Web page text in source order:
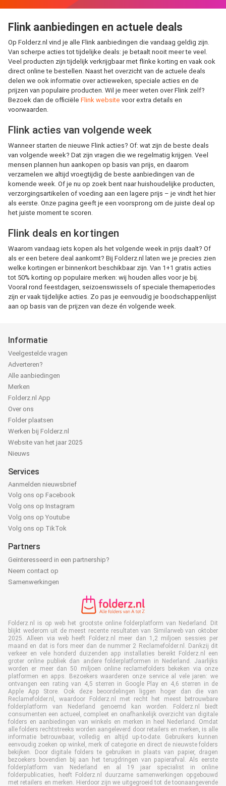
Flink aanbiedingen en actuele deals
Op Folderz.nl vind je alle Flink aanbiedingen die vandaag geldig zijn.
Van scherpe acties tot tijdelijke deals: je betaalt nooit meer te veel.
Veel producten zijn tijdelijk verkrijgbaar met flinke korting en vaak ook
direct online te bestellen. Naast het overzicht van de actuele deals
delen we ook informatie over actieweken, speciale acties en de
prijzen van populaire producten. Wil je meer weten over Flink zelf?
Bezoek dan de officiële Flink website voor extra details en
voorwaarden.
Flink acties van volgende week
Wanneer starten de nieuwe Flink acties? Of: wat zijn de beste deals
van volgende week? Dat zijn vragen die we regelmatig krijgen. Veel
mensen plannen hun aankopen op basis van prijs, en daarom
verzamelen we altijd vroegtijdig de beste aanbiedingen van de
komende week. Of je nu op zoek bent naar huishoudelijke producten,
verzorgingsartikelen of voeding aan een lagere prijs – je vindt het hier
als eerste. Onze pagina geeft je een voorsprong om de juiste deal op
het juiste moment te scoren.
Flink deals en kortingen
Waarom vandaag iets kopen als het volgende week in prijs daalt? Of
als er een betere deal aankomt? Bij Folderz.nl laten we je precies zien
welke kortingen er binnenkort beschikbaar zijn. Van 1+1 gratis acties
tot 50% korting op populaire merken: wij houden alles voor je bij.
Vooral rond feestdagen, seizoenswissels of speciale themaperiodes
zijn er vaak tijdelijke acties. Zo pas je eenvoudig je boodschappenlijst
aan op basis van de prijzen van deze én volgende week.
Informatie
Veelgestelde vragen
Adverteren?
Alle aanbiedingen
Merken
Folderz.nl App
Over ons
Folder plaatsen
Werken bij Folderz.nl
Website van het jaar 2025
Nieuws
Services
Aanmelden nieuwsbrief
Volg ons op Facebook
Volg ons op Instagram
Volg ons op Youtube
Volg ons op TikTok
Partners
Geïnteresseerd in een partnership?
Neem contact op
Samenwerkingen
Folderz.nl is op web het grootste online folderplatform van Nederland. Dit
blijkt wederom uit de meest recente resultaten van Similarweb van oktober
2025. Alleen via web heeft Folderz.nl meer dan 1,2 miljoen sessies per
maand en dat is fors meer dan de nummer 2 Reclamefolder.nl. Dankzij dit
verkeer en vele honderd duizenden app installaties bereikt Folderz.nl een
groter online publiek dan andere folderplatformen in Nederland. Jaarlijks
worden er meer dan 50 miljoen online reclamefolders bekeken via onze
platformen en apps. Bezoekers waarderen onze service al vele jaren: we
ontvangen een rating van 4,5 sterren in Google Play en 4,6 sterren in de
Apple App Store. Ook deze beoordelingen liggen hoger dan die van
Reclamefolder.nl, waardoor Folderz.nl met recht het meest betrouwbare
folderplatform van Nederland genoemd kan worden. Folderz.nl biedt
consumenten een actueel, compleet en onafhankelijk overzicht van digitale
folders en aanbiedingen van winkels en merken in heel Nederland. Omdat
alle folders rechtstreeks worden aangeleverd door retailers en merken, is alle
informatie betrouwbaar, volledig en altijd up-to-date. Gebruikers kunnen
eenvoudig zoeken op winkel, merk of categorie en direct de nieuwste folders
bekijken. Door digitale folders te gebruiken in plaats van papier, dragen
bezoekers bovendien bij aan het terugdringen van papierafval. Als eerste
folderplatform van Nederland en al 19 jaar specialist in online
folderpublicaties, heeft Folderz.nl duurzame samenwerkingen opgebouwd
met retailers en merken. Hierdoor zijn we uitgegroeid tot de toonaangevende